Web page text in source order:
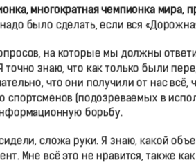
многократная чемпионка
было сделать, если вся
на которые мы должны
знаю, что как только были
что они получили от нас всё,
(подозреваемых в
борьбу.
сложа руки. Я знаю, какой
Мне всё это не нравится, также